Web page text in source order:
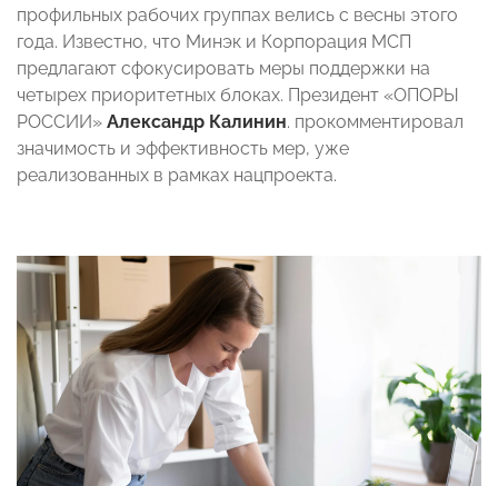
профильных рабочих группах велись с весны этого
года. Известно, что Минэк и Корпорация МСП
предлагают сфокусировать меры поддержки на
четырех приоритетных блоках. Президент «ОПОРЫ
РОССИИ» Александр Калинин. прокомментировал
значимость и эффективность мер, уже
реализованных в рамках нацпроекта.